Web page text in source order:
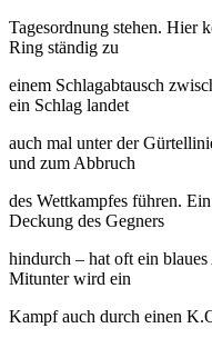
Tagesordnung stehen. Hier
Ring ständig zu
einem Schlagabtausch
ein Schlag landet
auch mal unter der
und zum Abbruch
des Wettkampfes führen.
Deckung des Gegners
hindurch – hat oft ein
Mitunter wird ein
Kampf auch durch einen